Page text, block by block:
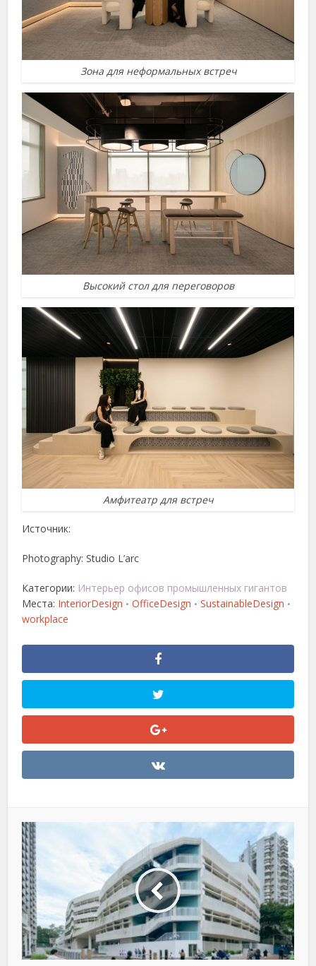
Зона для неформальных встреч
Высокий стол для переговоров
Амфитеатр для встреч
Источник:
Photography: Studio L’arc
Категории: Интерьер офисов промышленных гигантов
Места: InteriorDesign • OfficeDesign • SustainableDesign •
workplace